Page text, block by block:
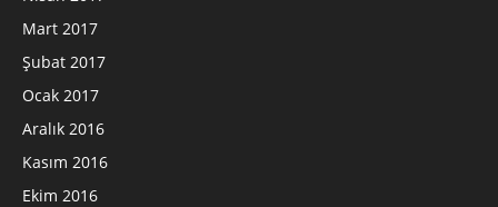
Mart 2017
Şubat 2017
Ocak 2017
Aralık 2016
Kasım 2016
Ekim 2016